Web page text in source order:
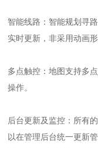
智能线路：智能规划寻
实时更新，非采用动画
多点触控：地图支持多
操作。
后台更新及监控：所有
以在管理后台统一更新